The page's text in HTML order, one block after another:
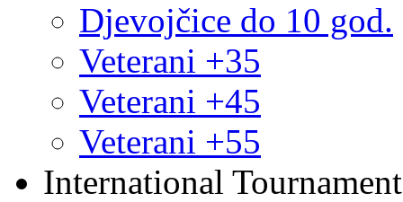
Djevojčice do 10 god.
Veterani +35
Veterani +45
Veterani +55
International